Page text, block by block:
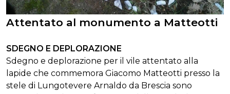
Attentato al monumento a Matteotti
SDEGNO E DEPLORAZIONE
Sdegno e deplorazione per il vile attentato alla
lapide che commemora Giacomo Matteotti presso la
stele di Lungotevere Arnaldo da Brescia sono